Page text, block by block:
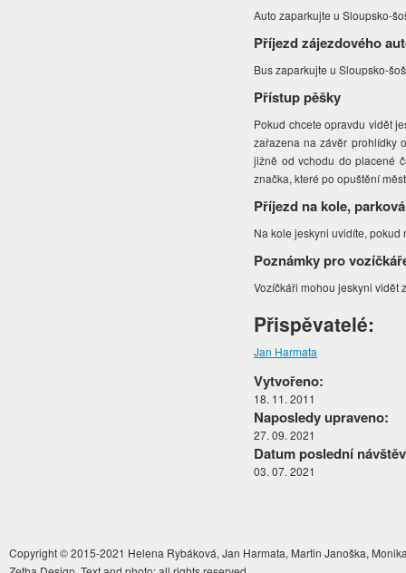
Auto zaparkujte u Sloupsko-
Příjezd zájezdového
Bus zaparkujte u Sloupsko-
Přístup pěšky
Pokud chcete opravdu vidět
zařazena na závěr prohlídky
jižně od vchodu do placené
značka, které po opuštění
Příjezd na kole,
Na kole jeskyni uvidíte, pokud
Poznámky pro
Vozíčkáři mohou jeskyni vidět
Přispěvatelé:
Jan Harmata
Vytvořeno:
18. 11. 2011
Naposledy upraveno:
27. 09. 2021
Datum poslední
03. 07. 2021
Copyright © 2015-2021 Helena Rybáková, Jan Harmata, Martin Janoška,